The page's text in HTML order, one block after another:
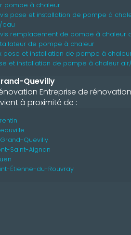
pompe à chaleur
pose et installation de pompe à
eau
remplacement de pompe à chaleur
de pompe à chaleur
pose et installation de pompe à
et installation de pompe à chaleur
Quevilly
Entreprise de rénovation
à proximité de :
Grand-Quevilly
Saint-Aignan
Étienne-du-Rouvray